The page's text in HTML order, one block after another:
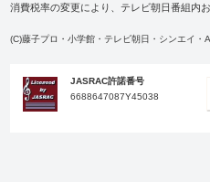
消費税率の変更により、テレビ朝日番組内
(C)藤子プロ・小学館・テレビ朝日・シンエイ・
JASRAC許諾番号
6688647087Y45038